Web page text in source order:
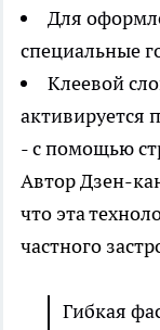
Для
специальные
Клеевой
активируется
- с помощью
Автор Дзен-
что эта
частного
Гибкая